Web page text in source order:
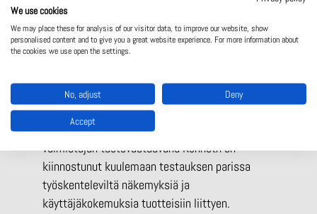
Kimmo Samppa
Kenneth Pedersen. Esittelypisteellämme
pääsette tutustumaan testaussovelluksiin
Kuulemme mielellämme liitintarpeistanne ja
käymme kanssanne läpi erilaisia
ratkaisuvaihtoehtoja niihin liittyen. Lisäksi
valmistajan tuotevastaavana Kenneth on
kiinnostunut kuulemaan testauksen parissa
työskenteleviltä näkemyksiä ja
käyttäjäkokemuksia tuotteisiin liittyen.
We use cookies
We may place these for analysis of our visitor data, to improve our website, show
personalised content and to give you a great website experience. For more information about
the cookies we use open the settings.
No, adjust Deny
Accept